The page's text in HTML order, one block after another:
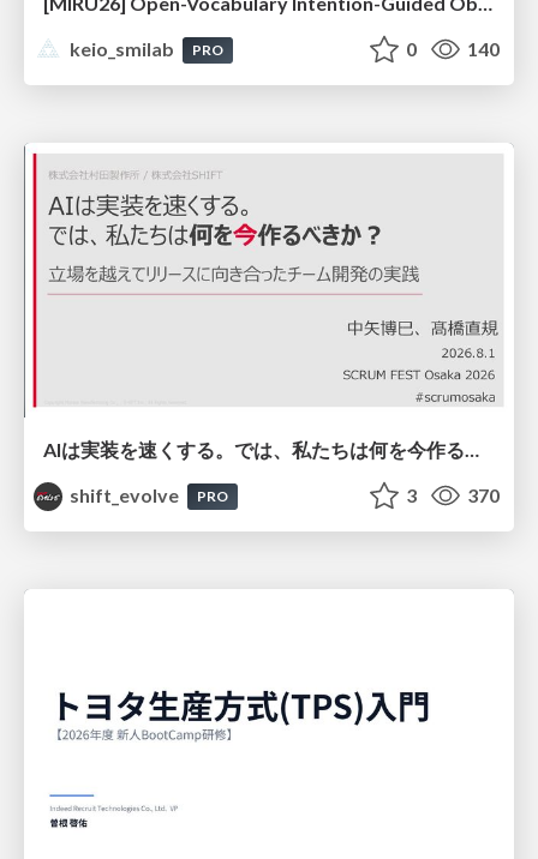
keio_smilab
PRO 0 140
AIは実装を速くする。では、私たちは何を今作るべきか？－立場を越えてリリースに向き合ったチーム開発の実践 / 20260801 Hiromi Nakaya and Naoki Takahashi
shift_evolve
PRO 3 370